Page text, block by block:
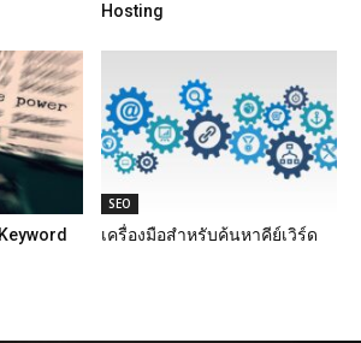
Hosting
SEO
เครื่องมือสำหรับค้นหาคีย์เวิร์ด